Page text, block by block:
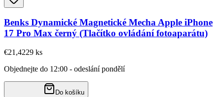
Benks Dynamické Magnetické Mecha Apple iPhone
17 Pro Max černý (Tlačítko ovládání fotoaparátu)
€21,4229 ks
Objednejte do 12:00 - odeslání pondělí
Do košíku